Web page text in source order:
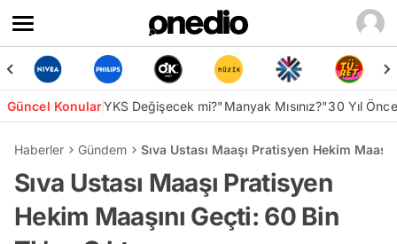
Güncel KonularYKS Değişecek mi?"Manyak Mısınız?"30 Yıl
Haberler Gündem Sıva Ustası Maaşı Pratisyen Hekim
Sıva Ustası Maaşı Pratisyen
Hekim Maaşını Geçti: 60 Bin